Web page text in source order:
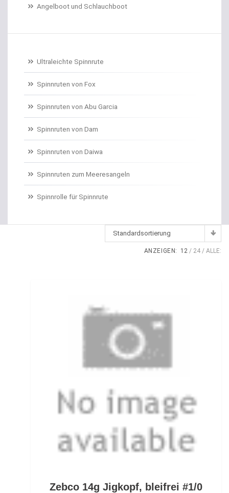
Standardsortierung
ANZEIGEN: 12 24 ALLE:
Zebco 14g Jigkopf, bleifrei #1/0
Dorschruten
Drillgürtel
Drillinge und Doppelhaken
Drop Shot Bleie
Drop Shot Gummiköder
Drop Shot Haken
Drop Shot Ruten
Dropshot gebunden
Dropshot Haken
Echolote
Elektromotor Ersatzteile
Ersatzspulen
Fallbissanzeiger
Feeder Bleie
Feederhaken lose
Angelboot und Schlauchboot
Ultraleichte Spinnrute
Spinnruten von Fox
Spinnruten von Abu Garcia
Spinnruten von Dam
Spinnruten von Daiwa
Spinnruten zum Meeresangeln
Spinnrolle für Spinnrute